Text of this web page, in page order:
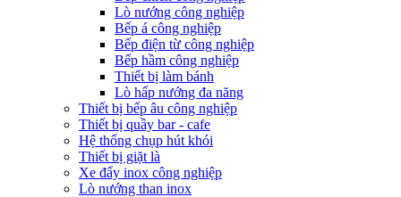
Lò nướng công nghiệp
Bếp á công nghiệp
Bếp điện từ công nghiệp
Bếp hầm công nghiệp
Thiết bị làm bánh
Lò hấp nướng đa năng
Thiết bị bếp âu công nghiệp
Thiết bị quầy bar - cafe
Hệ thống chụp hút khói
Thiết bị giặt là
Xe đẩy inox công nghiệp
Lò nướng than inox